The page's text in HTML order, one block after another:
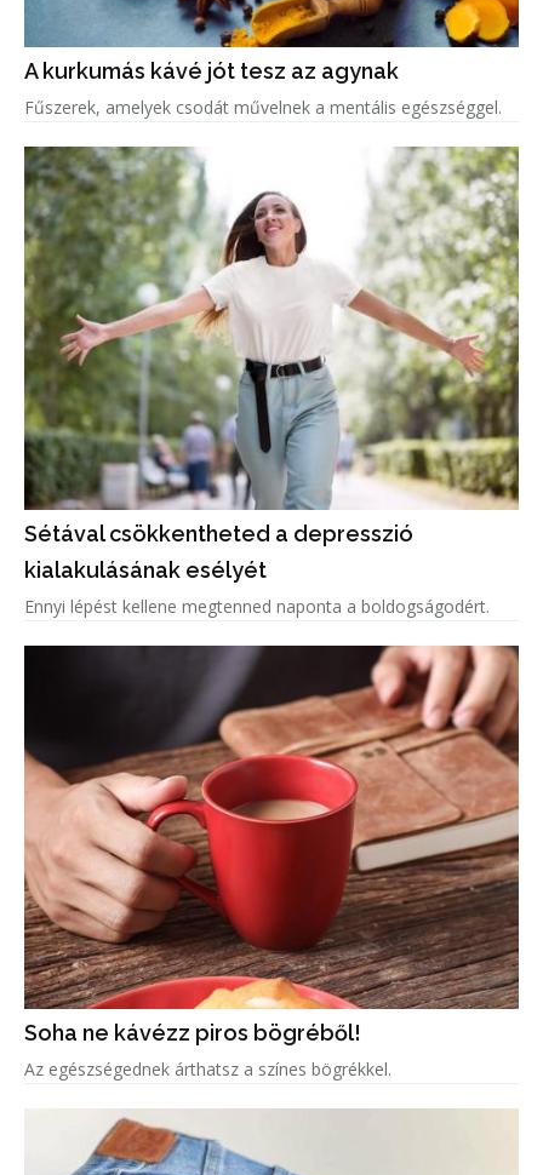
A kurkumás kávé jót tesz az agynak
Fűszerek, amelyek csodát művelnek a mentális egészséggel.
Sétával csökkentheted a depresszió
kialakulásának esélyét
Ennyi lépést kellene megtenned naponta a boldogságodért.
Soha ne kávézz piros bögréből!
Az egészségednek árthatsz a színes bögrékkel.